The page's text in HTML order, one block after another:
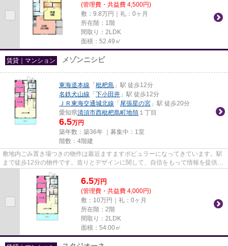
(管理費・共益費 4,500円)
敷：9.8万円｜礼：0ヶ月
所在階：1階
間取り：2LDK
面積：52.49㎡
賃貸｜マンション メゾンニシビ
東海道本線 「 枇杷島 」駅 徒歩12分
名鉄犬山線 「 下小田井 」駅 徒歩12分
ＪＲ東海交通城北線 「 尾張星の宮 」駅 徒歩20分
愛知県清須市西枇杷島町地領 １丁目
6.5万円
築年数：築36年 ｜募集中： 1室
階数：4階建
敷地内ごみ置き場つきの物件は最近ますますポピュラーになってきています。駅
まで徒歩12分の物件です。造りとデザインに関して、自信をもって情報を提供で
きるマンションです。ぜひ一...
6.5万円
(管理費・共益費 4,000円)
敷：10万円｜礼：0ヶ月
所在階：2階
間取り：2LDK
面積：54.00㎡